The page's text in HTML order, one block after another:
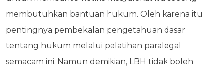
membutuhkan bantuan hukum. Oleh karena itu
pentingnya pembekalan pengetahuan dasar
tentang hukum melalui pelatihan paralegal
semacam ini. Namun demikian, LBH tidak boleh